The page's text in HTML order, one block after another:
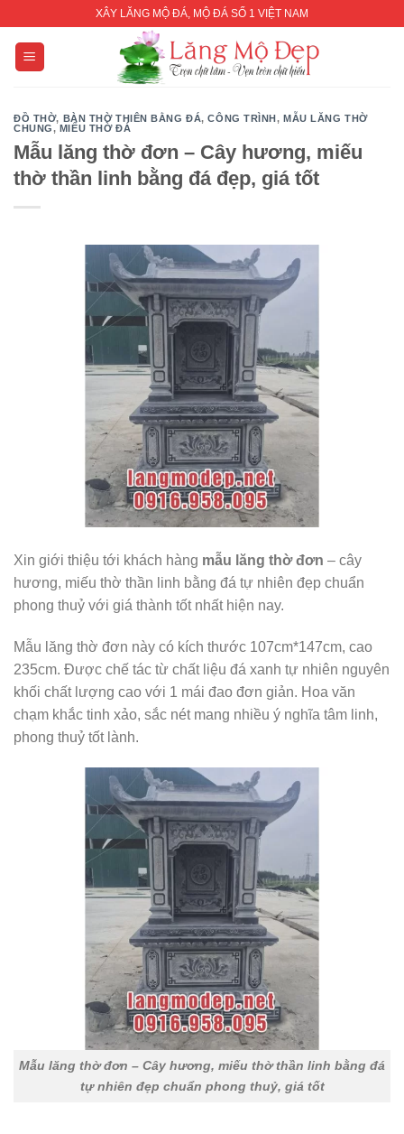
content
XÂY LĂNG MỘ ĐÁ, MỘ ĐÁ SỐ 1 VIỆT NAM
ĐỒ THỜ, BÀN THỜ THIÊN BẰNG ĐÁ,CÔNG TRÌNH,MẪU LĂNG THỜ
CHUNG, MIẾU THỜ ĐÁ
Mẫu lăng thờ đơn – Cây hương, miếu
thờ thần linh bằng đá đẹp, giá tốt
Xin giới thiệu tới khách hàng mẫu lăng thờ đơn – cây
hương, miếu thờ thần linh bằng đá tự nhiên đẹp chuẩn
phong thuỷ với giá thành tốt nhất hiện nay.
Mẫu lăng thờ đơn này có kích thước 107cm*147cm, cao
235cm. Được chế tác từ chất liệu đá xanh tự nhiên nguyên
khối chất lượng cao với 1 mái đao đơn giản. Hoa văn
chạm khắc tinh xảo, sắc nét mang nhiều ý nghĩa tâm linh,
phong thuỷ tốt lành.
Mẫu lăng thờ đơn – Cây hương, miếu thờ thần linh bằng đá
tự nhiên đẹp chuẩn phong thuỷ, giá tốt